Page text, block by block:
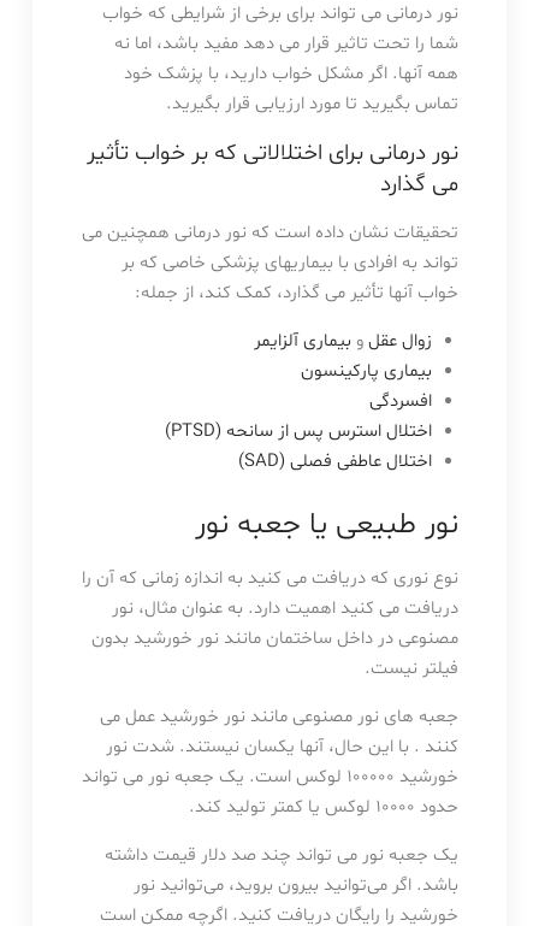
نور درمانی می تواند برای برخی از شرایطی که خواب
شما را تحت تاثیر قرار می دهد مفید باشد، اما نه
همه آنها. اگر مشکل خواب دارید، با پزشک خود
تماس بگیرید تا مورد ارزیابی قرار بگیرید.
نور درمانی برای اختلالاتی که بر خواب تأثیر
می گذارد
تحقیقات نشان داده است که نور درمانی همچنین می
تواند به افرادی با بیماریهای پزشکی خاصی که بر
خواب آنها تأثیر می گذارد، کمک کند، از جمله:
زوال عقلو بیماری آلزایمر
بیماری پارکینسون
افسردگی
اختلال استرس پس از سانحه (PTSD)
اختلال عاطفی فصلی (SAD)
نور طبیعی یا جعبه نور
نوع نوری که دریافت می کنید به اندازه زمانی که آن را
دریافت می کنید اهمیت دارد. به عنوان مثال، نور
مصنوعی در داخل ساختمان مانند نور خورشید بدون
فیلتر نیست.
جعبه های نور مصنوعی مانند نور خورشید عمل می
کنند . با این حال، آنها یکسان نیستند. شدت نور
خورشید ۱۰۰۰۰۰ لوکس است. یک جعبه نور می تواند
حدود ۱۰۰۰۰ لوکس یا کمتر تولید کند.
یک جعبه نور می تواند چند صد دلار قیمت داشته
باشد. اگر می‌توانید بیرون بروید، می‌توانید نور
خورشید را رایگان دریافت کنید. اگرچه ممکن است